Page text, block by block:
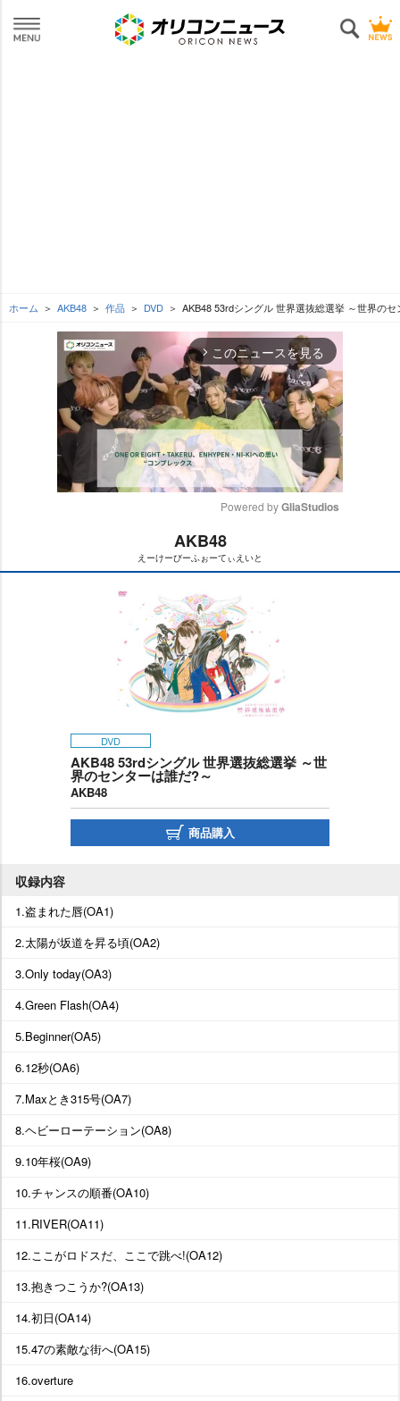
ホーム AKB48 作品 DVD AKB48 53rdシングル 世界選抜総選挙 ～世界の
arrow_forward_ios このニュースを見る
t
Powered by GliaStudios
AKB48
えーけーびーふぉーてぃえいと
DVD
AKB48 53rdシングル 世界選抜総選挙 ～世
界のセンターは誰だ?～
AKB48
商品購入
収録内容
1.盗まれた唇(OA1)
2.太陽が坂道を昇る頃(OA2)
3.Only today(OA3)
4.Green Flash(OA4)
5.Beginner(OA5)
6.12秒(OA6)
7.Maxとき315号(OA7)
8.ヘビーローテーション(OA8)
9.10年桜(OA9)
10.チャンスの順番(OA10)
11.RIVER(OA11)
12.ここがロドスだ、ここで跳べ!(OA12)
13.抱きつこうか?(OA13)
14.初日(OA14)
15.47の素敵な街へ(OA15)
16.overture